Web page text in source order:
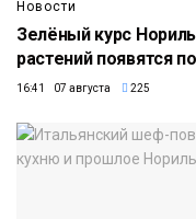
Новости
Зелёный курс
растений появятся
16:41 07 августа 225